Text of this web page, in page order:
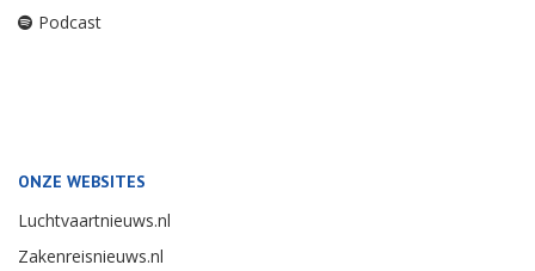
Podcast
ONZE WEBSITES
Luchtvaartnieuws.nl
Zakenreisnieuws.nl